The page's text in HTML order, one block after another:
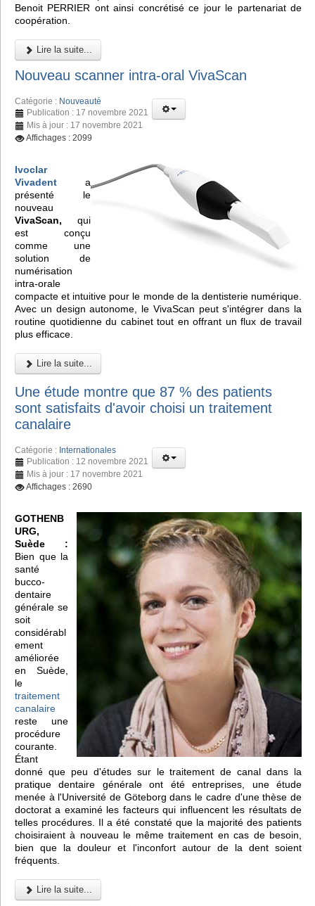
Benoit PERRIER ont ainsi concrétisé ce jour le partenariat de
coopération.
Lire la suite...
Nouveau scanner intra-oral VivaScan
Catégorie : Nouveauté
Publication : 17 novembre 2021
Mis à jour : 17 novembre 2021
Affichages : 2099
Ivoclar
Vivadent a
présenté le
nouveau
VivaScan, qui
est conçu
comme une
solution de
numérisation
intra-orale
compacte et intuitive pour le monde de la dentisterie numérique.
Avec un design autonome, le VivaScan peut s'intégrer dans la
routine quotidienne du cabinet tout en offrant un flux de travail
plus efficace.
Lire la suite...
Une étude montre que 87 % des patients
sont satisfaits d'avoir choisi un traitement
canalaire
Catégorie : Internationales
Publication : 12 novembre 2021
Mis à jour : 17 novembre 2021
Affichages : 2690
GOTHENB
URG,
Suède :
Bien que la
santé
bucco-
dentaire
générale se
soit
considérabl
ement
améliorée
en Suède,
le
traitement
canalaire
reste une
procédure
courante.
Étant
donné que peu d'études sur le traitement de canal dans la
pratique dentaire générale ont été entreprises, une étude
menée à l'Université de Göteborg dans le cadre d'une thèse de
doctorat a examiné les facteurs qui influencent les résultats de
telles procédures. Il a été constaté que la majorité des patients
choisiraient à nouveau le même traitement en cas de besoin,
bien que la douleur et l'inconfort autour de la dent soient
fréquents.
Lire la suite...